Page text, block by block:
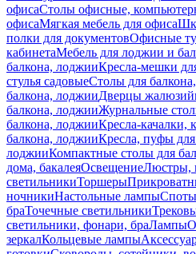
офисаСтолы офисные,
офисаМягкая мебель для офиса
полки для документовОфисные
кабинетаМебель для лоджии и
балкона, лоджииКресла-мешки
стулья садовыеСтолы для
балкона, лоджииДверцы
балкона, лоджииЖурнальные
балкона, лоджииКресла-качалки,
балкона, лоджииКресла, пуфы для
лоджииКомпактные столы для
дома, бакалеяОсвещениеЛюстры,
светильникиТоршеры
ночникиНастольные лампыСпоты
браТочечные светильники
светильники, фонари, браЛампы
зеркалКольцевые лампы